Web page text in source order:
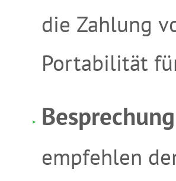
die Zahlung
Portabilität
empfehlen